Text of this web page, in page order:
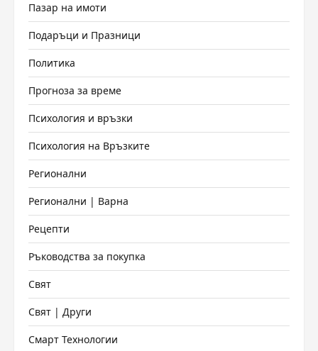
Пазар на имоти
Подаръци и Празници
Политика
Прогноза за време
Психология и връзки
Психология на Връзките
Регионални
Регионални | Варна
Рецепти
Ръководства за покупка
Свят
Свят | Други
Смарт Технологии